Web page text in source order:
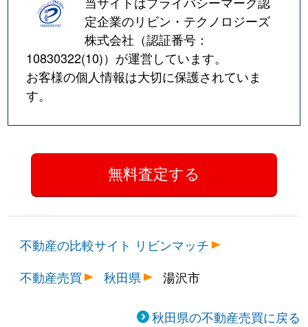
定企業のリビン・テクノロジーズ
株式会社（認証番号：
10830322(10)）が運営しています。
お客様の個人情報は大切に保護されていま
す。
不動産の比較サイト リビンマッチ
不動産売買
秋田県 湯沢市
秋田県の不動産売買に戻る